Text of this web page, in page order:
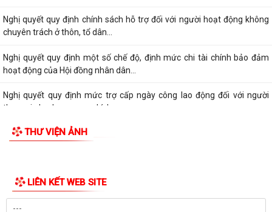
Nghị quyết quy định chính sách hỗ trợ đối với người hoạt động không
chuyên trách ở thôn, tổ dân...
Nghị quyết quy định một số chế độ, định mức chi tài chính bảo đảm
hoạt động của Hội đồng nhân dân...
Nghị quyết quy định mức trợ cấp ngày công lao động đối với người
tham gia lực lượng xung kích...
THƯ VIỆN ẢNH
LIÊN KẾT WEB SITE